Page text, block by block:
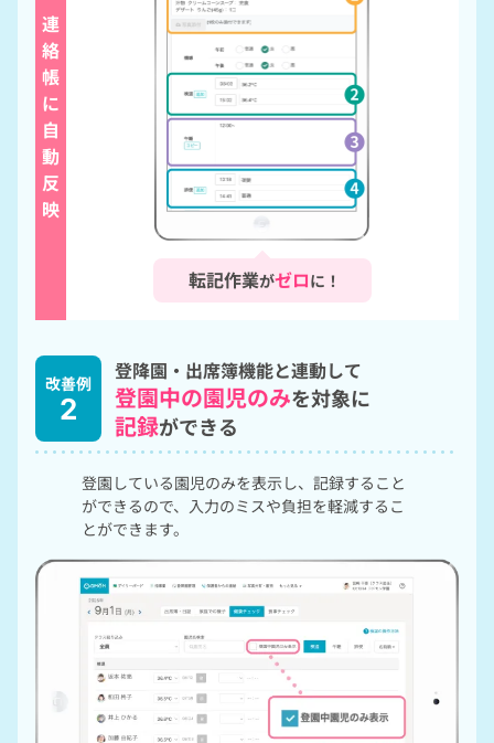
連
絡
帳
に
自
動
反
映
転記作業がゼロに！
改善例
2
登降園・出席簿機能と連動して
登園中の園児のみを対象に
記録ができる
登園している園児のみを表示し、記録すること
ができるので、入力のミスや負担を軽減するこ
とができます。